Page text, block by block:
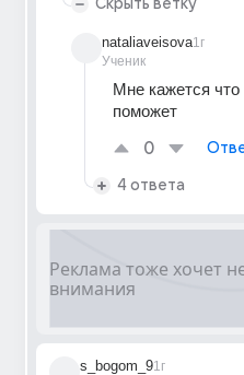
Скрыть ветку
nataliaveisova
Ученик
1г
Мне кажется что
поможет
0
4 ответа
s_bogom_91г